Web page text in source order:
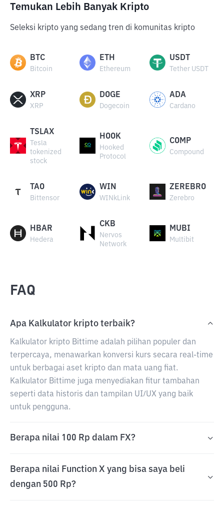
Temukan Lebih Banyak Kripto
Seleksi kripto yang sedang tren di komunitas kripto
BTC
Bitcoin
ETH
Ethereum
USDT
Tether USDT
XRP
XRP
DOGE
Dogecoin
ADA
Cardano
TSLAX
Tesla
tokenized
stock
HOOK
Hooked
Protocol
COMP
Compound
TAO
Bittensor
WIN
WINkLink
ZEREBRO
Zerebro
HBAR
Hedera
CKB
Nervos
Network
MUBI
Multibit
FAQ
Apa Kalkulator kripto terbaik?
Kalkulator kripto Bittime adalah pilihan populer dan
terpercaya, menawarkan konversi kurs secara real-time
untuk berbagai aset kripto dan mata uang fiat.
Kalkulator Bittime juga menyediakan fitur tambahan
seperti data historis dan tampilan UI/UX yang baik
untuk pengguna.
Berapa nilai 100 Rp dalam FX?
Berapa nilai Function X yang bisa saya beli
dengan 500 Rp?